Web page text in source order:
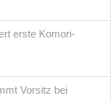
erste Komori-
Vorsitz bei